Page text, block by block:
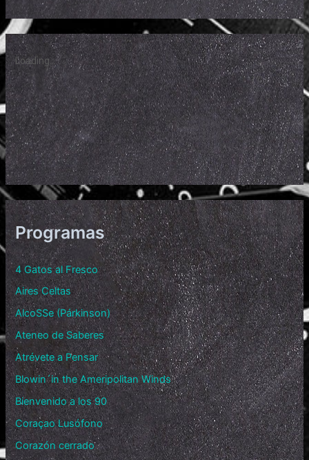
Programas
4 Gatos al Fresco
Aires Celtas
AlcoSSe (Párkinson)
Ateneo de Saberes
Atrévete a Pensar
Blowin´in the Ameripolitan Winds
Bienvenido a los 90
Coraçao Lusófono
Corazón cerrado